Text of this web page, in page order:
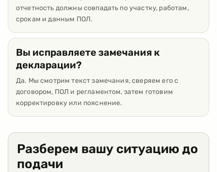
отчетность должны совпадать по участку, работам,
срокам и данным ПОЛ.
Вы исправляете замечания к
декларации?
Да. Мы смотрим текст замечания, сверяем его с
договором, ПОЛ и регламентом, затем готовим
корректировку или пояснение.
Разберем вашу ситуацию до
подачи